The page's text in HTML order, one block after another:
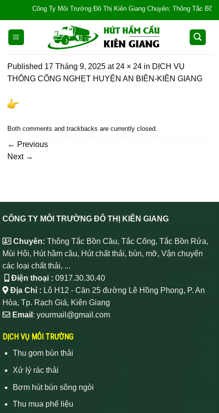
content
Công Ty Môi Trường Đô Thị Kiên Giang Chuyên: Thông Tắc Bồn
Published 17 Tháng 9, 2025 at 24 × 24 in DỊCH VỤ
THÔNG CỐNG NGHẸT HUYỆN AN BIÊN-KIÊN GIANG
Both comments and trackbacks are currently closed.
← Previous
Next →
CÔNG TY MÔI TRƯỜNG ĐÔ THỊ KIÊN GIANG
Chuyên: Thông Tắc Bồn Cầu, Tắc Cống, Tắc Bồn Rửa,
Mùi Hôi, Hút hầm cầu, Hút chất thải, bùn, mỡ, Vận chuyển
các loại chất thải, ...
Điện thoại : 0917.30.30.40
Địa Chỉ : Lô H12 - Căn 25 đường Lê Hồng Phong, P. An
Hòa, Tp. Rạch Giá, Kiên Giang
Email : yourmail@gmail.com
DỊCH VỤ MÔI TRƯỜNG
Thu gom bùn thải
Xử lý rác thải
Bơm hút bùn sông ngòi
Thu mua phế liệu